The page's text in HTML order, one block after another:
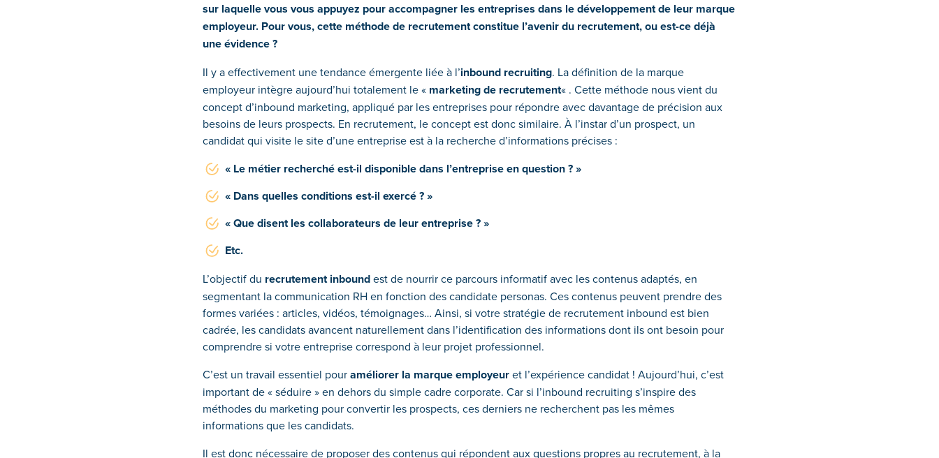
sur laquelle vous vous appuyez pour accompagner les entreprises dans le développement de leur marque
employeur. Pour vous, cette méthode de recrutement constitue l’avenir du recrutement, ou est-ce déjà
une évidence ?
Il y a effectivement une tendance émergente liée à l’inbound recruiting. La définition de la marque
employeur intègre aujourd’hui totalement le « marketing de recrutement« . Cette méthode nous vient du
concept d’inbound marketing, appliqué par les entreprises pour répondre avec davantage de précision aux
besoins de leurs prospects. En recrutement, le concept est donc similaire. À l’instar d’un prospect, un
candidat qui visite le site d’une entreprise est à la recherche d’informations précises :
« Le métier recherché est-il disponible dans l’entreprise en question ? »
« Dans quelles conditions est-il exercé ? »
« Que disent les collaborateurs de leur entreprise ? »
Etc.
L’objectif du recrutement inboundest de nourrir ce parcours informatif avec les contenus adaptés, en
segmentant la communication RH en fonction des candidate personas. Ces contenus peuvent prendre des
formes variées : articles, vidéos, témoignages… Ainsi, si votre stratégie de recrutement inbound est bien
cadrée, les candidats avancent naturellement dans l’identification des informations dont ils ont besoin pour
comprendre si votre entreprise correspond à leur projet professionnel.
C’est un travail essentiel pouraméliorer la marque employeuret l’expérience candidat ! Aujourd’hui, c’est
important de « séduire » en dehors du simple cadre corporate. Car si l’inbound recruiting s’inspire des
méthodes du marketing pour convertir les prospects, ces derniers ne recherchent pas les mêmes
informations que les candidats.
Il est donc nécessaire de proposer des contenus qui répondent aux questions propres au recrutement, à la